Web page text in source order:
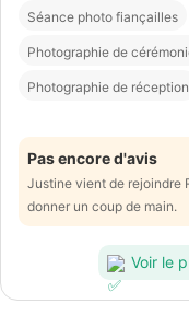
Séance photo fiançailles
Photographie de
Photographie de réception
Pas encore d'avis
Justine vient de rejoindre
donner un coup de main.
Voir le